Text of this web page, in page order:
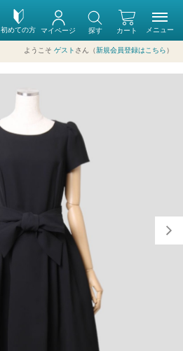
初めての方 カート
マイページ 探す
ようこそ ゲスト さん（新規会員登録はこちら ）
メニュー